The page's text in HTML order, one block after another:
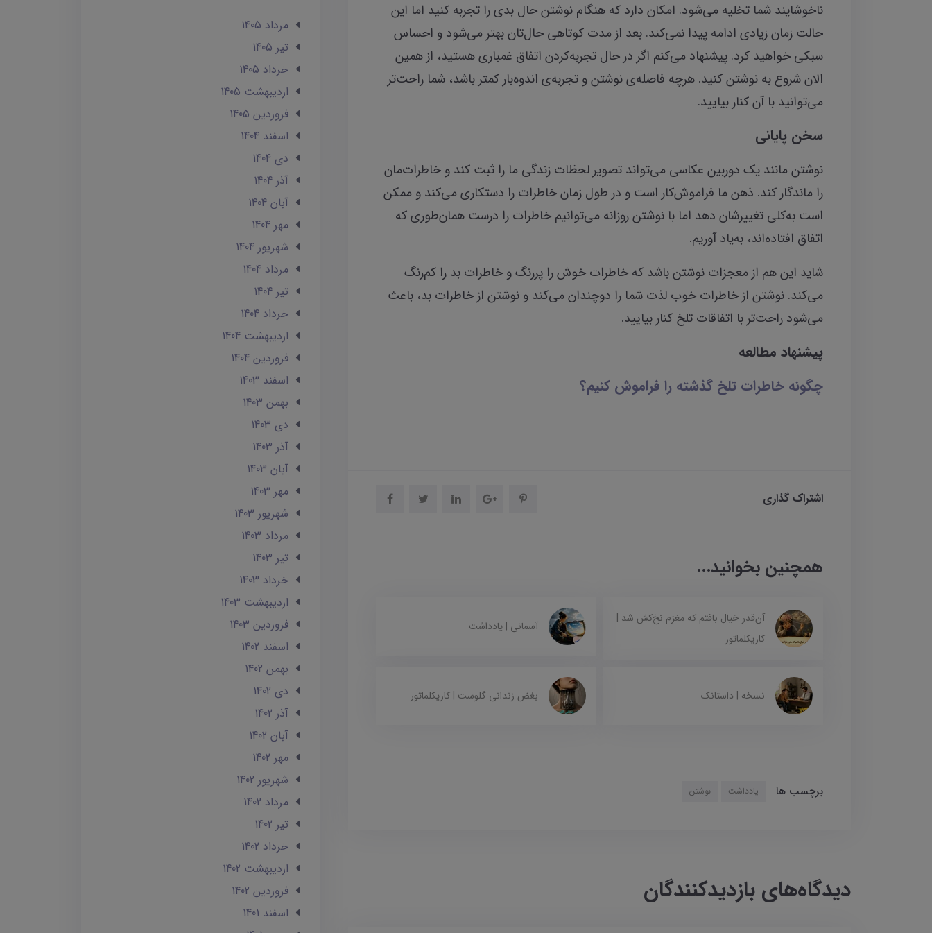
ناخوشایند شما تخلیه می‌شود. امکان دارد که هنگام نوشتن حال بدی را تجربه کنید اما این
حالت زمان زیادی ادامه پیدا نمی‌کند. بعد از مدت کوتاهی حال‌تان بهتر می‌شود و احساس
سبکی خواهید کرد. پیشنهاد می‌کنم اگر در حال تجربه‌کردن اتفاق غمباری هستید، از همین
الان شروع به نوشتن کنید. هرچه فاصله‌ی نوشتن و تجربه‌ی اندوه‌بار کمتر باشد، شما راحت‌تر
می‌توانید با آن کنار بیایید.
سخن پایانی
نوشتن مانند یک دوربین عکاسی می‌تواند تصویر لحظات زندگی ما را ثبت کند و خاطرات‌مان
را ماندگار کند. ذهن ما فراموش‌کار است و در طول زمان خاطرات را دستکاری می‌کند و ممکن
است به‌کلی تغییرشان دهد اما با نوشتن روزانه می‌توانیم خاطرات را درست همان‌طوری که
اتفاق افتاده‌اند، به‌یاد آوریم.
شاید این هم از معجزات نوشتن باشد که خاطرات خوش را پررنگ و خاطرات بد را کم‌رنگ
می‌کند. نوشتن از خاطرات خوب لذت شما را دوچندان می‌کند و نوشتن از خاطرات بد، باعث
می‌شود راحت‌تر با اتفاقات تلخ کنار بیایید.
پیشنهاد مطالعه
چگونه خاطرات تلخ گذشته را فراموش کنیم؟
اشتراک گذاری
همچنین بخوانید...
آن‌قدر خیال بافتم که مغزم نخ‌کش شد |
کاریکلماتور
آسمانی | یادداشت
نسخه | داستانک بغض زندانی گلوست | کاریکلماتور
برچسب ها یادداشت نوشتن
دیدگاه‌های بازدیدکنندگان
مرداد 1405
تير 1405
خرداد 1405
ارديبهشت 1405
فروردین 1405
اسفند 1404
دی 1404
آذر 1404
آبان 1404
مهر 1404
شهریور 1404
مرداد 1404
تير 1404
خرداد 1404
ارديبهشت 1404
فروردین 1404
اسفند 1403
بهمن 1403
دی 1403
آذر 1403
آبان 1403
مهر 1403
شهریور 1403
مرداد 1403
تير 1403
خرداد 1403
ارديبهشت 1403
فروردین 1403
اسفند 1402
بهمن 1402
دی 1402
آذر 1402
آبان 1402
مهر 1402
شهریور 1402
مرداد 1402
تير 1402
خرداد 1402
ارديبهشت 1402
فروردین 1402
اسفند 1401